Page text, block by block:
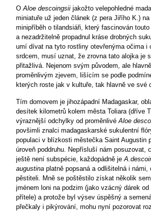
OAloe descoingsii jakožto velepohledné
miniatuře už jeden článek (z pera Jiřího K.)
minipříběh o tilandsiáři, který fascinován
a nezadržitelně propadnul kráse drobných
umí dívat na tyto rostliny otevřenýma očima i
srdcem, musí uznat, že zrovna tato alojka je
přitažlivá. Nejenom svým původem, ale
proměnlivým zjevem, lišícím se podle
kterých roste jak v kultuře, tak hlavně ve své
Tím domovem je jihozápadní Madagaskar,
desítek kilometrů kolem města Toliara (dříve
výraznější odchylky od proměnlivéAloe
povšimli znalci madagaskarské sukulentní
populaci v blízkosti městečka Saint Augustin
úroveň poddruhu. Nepřísluší nám posuzovat,
ještě není subspécie, každopádně je
augustina platně popsaná a odlišitelná i námi,
pěstiteli. Mně se poštěstilo získat několik
jménem loni na podzim (jako vzácný dárek od
přítele) a protože byl výsev úspěšný a
přečkaly i pikýrování, mohu nyní pozorovat